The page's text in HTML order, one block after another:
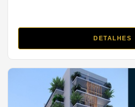
DETALHES